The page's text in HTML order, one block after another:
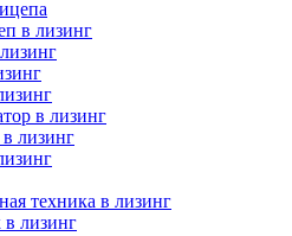
в лизинг
в лизинг
лизинг
техника в лизинг
в лизинг